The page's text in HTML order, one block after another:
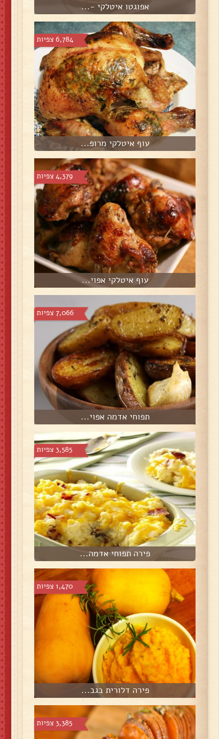
אפוגטו איטלקי -...
6,784 צפיות
עוף איטלקי מרופ...
4,379 צפיות
עוף איטלקי אפוי...
7,066 צפיות
תפוחי אדמה אפוי...
3,585 צפיות
פירה תפוחי אדמה...
1,470 צפיות
פירה דלורית בגב...
3,385 צפיות